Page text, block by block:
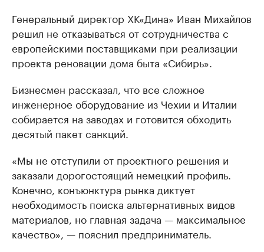
Генеральный директор ХК«Дина» Иван Михайлов
решил не отказываться от сотрудничества с
европейскими поставщиками при реализации
проекта реновации дома быта «Сибирь».
Бизнесмен рассказал, что все сложное
инженерное оборудование из Чехии и Италии
собирается на заводах и готовится обходить
десятый пакет санкций.
«Мы не отступили от проектного решения и
заказали дорогостоящий немецкий профиль.
Конечно, конъюнктура рынка диктует
необходимость поиска альтернативных видов
материалов, но главная задача — максимальное
качество», — пояснил предприниматель.